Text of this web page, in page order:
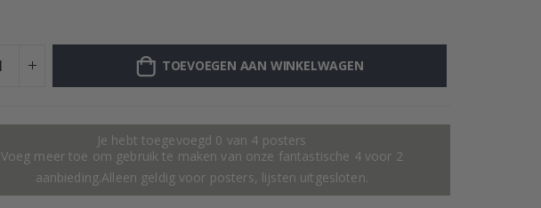
TOEVOEGEN AAN WINKELWAGEN
Je hebt toegevoegd 0 van 4 posters
Voeg meer toe om gebruik te maken van onze fantastische 4 voor 2
aanbieding.Alleen geldig voor posters, lijsten uitgesloten.